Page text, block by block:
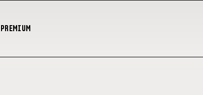
PREMIUM